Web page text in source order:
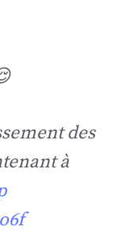
des
à